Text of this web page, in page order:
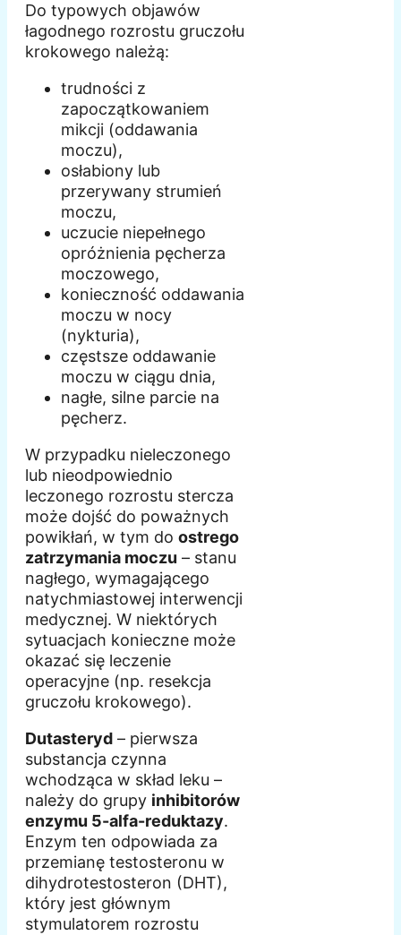
Do typowych objawów
łagodnego rozrostu gruczołu
krokowego należą:
trudności z
zapoczątkowaniem
mikcji (oddawania
moczu),
osłabiony lub
przerywany strumień
moczu,
uczucie niepełnego
opróżnienia pęcherza
moczowego,
konieczność oddawania
moczu w nocy
(nykturia),
częstsze oddawanie
moczu w ciągu dnia,
nagłe, silne parcie na
pęcherz.
W przypadku nieleczonego
lub nieodpowiednio
leczonego rozrostu stercza
może dojść do poważnych
powikłań, w tym do ostrego
zatrzymania moczu – stanu
nagłego, wymagającego
natychmiastowej interwencji
medycznej. W niektórych
sytuacjach konieczne może
okazać się leczenie
operacyjne (np. resekcja
gruczołu krokowego).
Dutasteryd – pierwsza
substancja czynna
wchodząca w skład leku –
należy do grupy inhibitorów
enzymu 5-alfa-reduktazy.
Enzym ten odpowiada za
przemianę testosteronu w
dihydrotestosteron (DHT),
który jest głównym
stymulatorem rozrostu